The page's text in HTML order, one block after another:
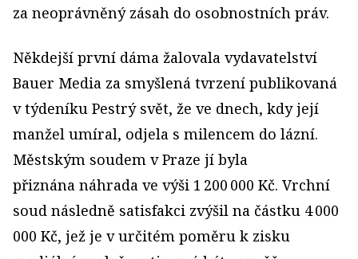
za neoprávněný zásah do osobnostních práv.
Někdejší první dáma žalovala vydavatelství
Bauer Media za smyšlená tvrzení publikovaná
v týdeníku Pestrý svět, že ve dnech, kdy její
manžel umíral, odjela s milencem do lázní.
Městským soudem v Praze jí byla
přiznána náhrada ve výši 1 200 000 Kč. Vrchní
soud následně satisfakci zvýšil na částku 4 000
000 Kč, jež je v určitém poměru k zisku